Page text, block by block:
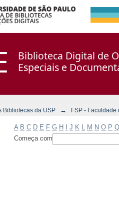
Biblioteca Digital de
Especiais e
Bibliotecas da USP → FSP - Faculdade
A B C D E F G H J K M N O P Q
Começa com